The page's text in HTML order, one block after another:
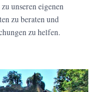
unseren eigenen
zu beraten und
zu helfen.